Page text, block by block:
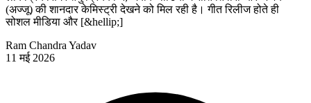
(अज्जू) की शानदार केमिस्ट्री देखने को मिल रही है। गीत रिलीज होते ही
सोशल मीडिया और [&hellip;]
Ram Chandra Yadav
11 मई 2026